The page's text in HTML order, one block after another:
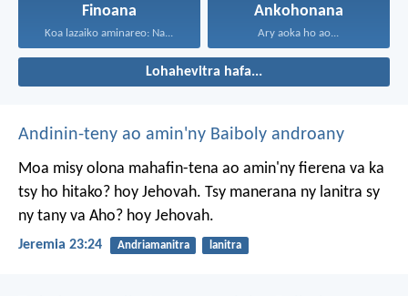
Finoana
Koa lazaiko aminareo: Na...
Ankohonana
Ary aoka ho ao...
Lohahevitra hafa...
Andinin-teny ao amin'ny Baiboly androany
Moa misy olona mahafin-tena ao amin'ny fierena va ka
tsy ho hitako? hoy Jehovah. Tsy manerana ny lanitra sy
ny tany va Aho? hoy Jehovah.
Jeremia 23:24 Andriamanitra lanitra